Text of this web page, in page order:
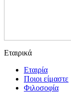
Εταιρικά
Εταιρία
Ποιοι είμαστε
Φιλοσοφία